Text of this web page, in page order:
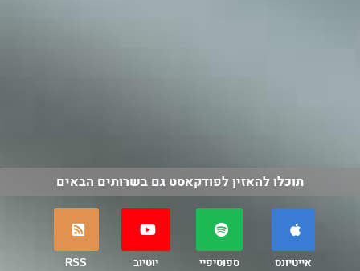
תוכלו להאזין לפודקאסט גם בשרותים הבאים
אייטיונס ספוטיפיי יוטיוב RSS